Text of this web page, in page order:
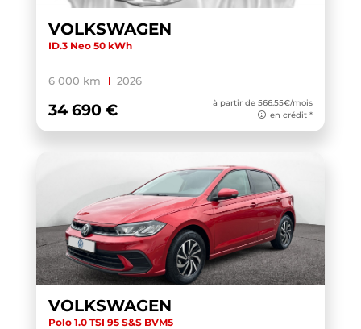
VOLKSWAGEN
ID.3 Neo 50 kWh
6 000 km 2026
34 690 €
à partir de 566.55€/mois
en crédit *
VOLKSWAGEN
Polo 1.0 TSI 95 S&S BVM5